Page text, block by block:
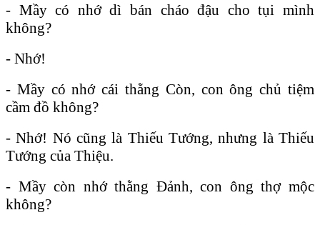
- Mầy có nhớ dì bán cháo đậu cho tụi mình
không?
- Nhớ!
- Mầy có nhớ cái thằng Còn, con ông chủ tiệm
cầm đồ không?
- Nhớ! Nó cũng là Thiếu Tướng, nhưng là Thiếu
Tướng của Thiệu.
- Mầy còn nhớ thằng Đảnh, con ông thợ mộc
không?